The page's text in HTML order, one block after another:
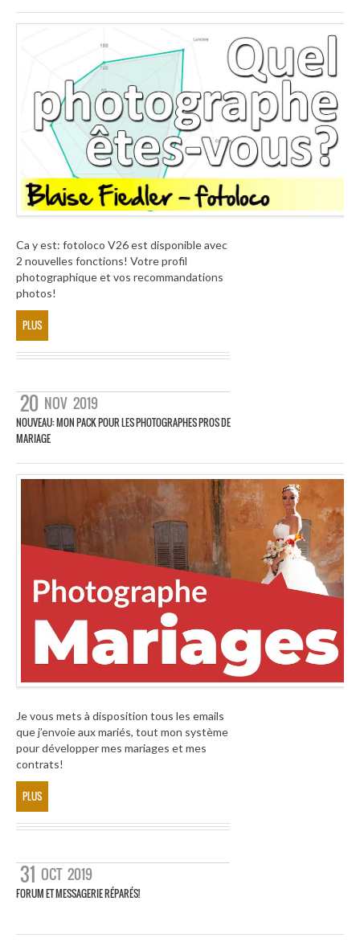
Ca y est: fotoloco V26 est disponible avec
2 nouvelles fonctions! Votre profil
photographique et vos recommandations
photos!
PLUS
20 NOV 2019
NOUVEAU: MON PACK POUR LES PHOTOGRAPHES PROS DE
MARIAGE
Je vous mets à disposition tous les emails
que j’envoie aux mariés, tout mon système
pour développer mes mariages et mes
contrats!
PLUS
31 OCT 2019
FORUM ET MESSAGERIE RÉPARÉS!